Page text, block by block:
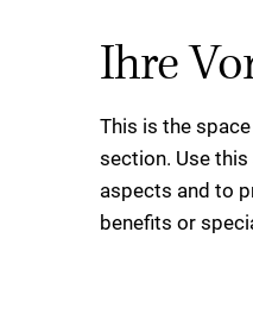
Ihre
This is the
section. Use
aspects and to
benefits or